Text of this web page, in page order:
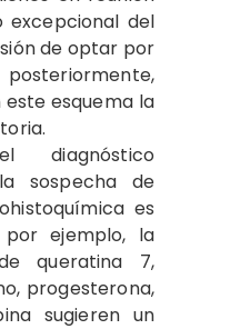
excepcional del
de optar por
este esquema la
diagnóstico
sospecha de
es
por ejemplo, la
queratina 7,
progesterona,
sugieren un